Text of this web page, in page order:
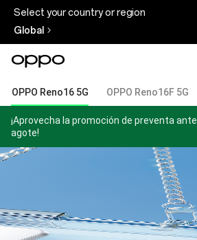
Select your country or region
Global
OPPO Reno16 5G OPPO Reno16F 5G
¡Aprovecha la promoción de preventa
agote!